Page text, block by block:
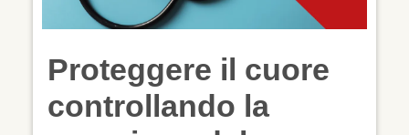
Proteggere il cuore
controllando la